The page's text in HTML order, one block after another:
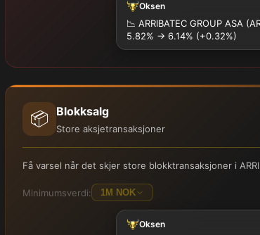
Oksen
📉 ARRIBATEC GROUP ASA
5.82% → 6.14% (+0.32%)
📦 Blokksalg
Store aksjetransaksjoner
Få varsel når det skjer store blokktransaksjoner i
Minimumsverdi: 1M NOK
1M
Oksen